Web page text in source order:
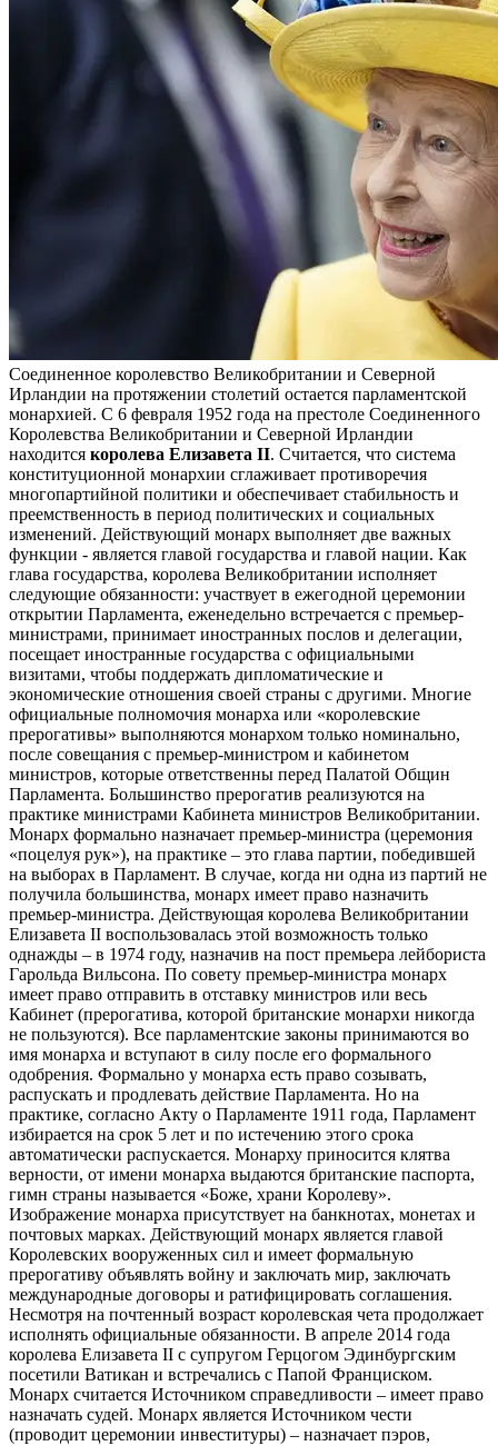
Соединенное королевство Великобритании и Северной
Ирландии на протяжении столетий остается парламентской
монархией. С 6 февраля 1952 года на престоле Соединенного
Королевства Великобритании и Северной Ирландии
находится королева Елизавета II. Считается, что система
конституционной монархии сглаживает противоречия
многопартийной политики и обеспечивает стабильность и
преемственность в период политических и социальных
изменений. Действующий монарх выполняет две важных
функции - является главой государства и главой нации. Как
глава государства, королева Великобритании исполняет
следующие обязанности: участвует в ежегодной церемонии
открытии Парламента, еженедельно встречается с премьер-
министрами, принимает иностранных послов и делегации,
посещает иностранные государства с официальными
визитами, чтобы поддержать дипломатические и
экономические отношения своей страны с другими. Многие
официальные полномочия монарха или «королевские
прерогативы» выполняются монархом только номинально,
после совещания с премьер-министром и кабинетом
министров, которые ответственны перед Палатой Общин
Парламента. Большинство прерогатив реализуются на
практике министрами Кабинета министров Великобритании.
Монарх формально назначает премьер-министра (церемония
«поцелуя рук»), на практике – это глава партии, победившей
на выборах в Парламент. В случае, когда ни одна из партий не
получила большинства, монарх имеет право назначить
премьер-министра. Действующая королева Великобритании
Елизавета II воспользовалась этой возможность только
однажды – в 1974 году, назначив на пост премьера лейбориста
Гарольда Вильсона. По совету премьер-министра монарх
имеет право отправить в отставку министров или весь
Кабинет (прерогатива, которой британские монархи никогда
не пользуются). Все парламентские законы принимаются во
имя монарха и вступают в силу после его формального
одобрения. Формально у монарха есть право созывать,
распускать и продлевать действие Парламента. Но на
практике, согласно Акту о Парламенте 1911 года, Парламент
избирается на срок 5 лет и по истечению этого срока
автоматически распускается. Монарху приносится клятва
верности, от имени монарха выдаются британские паспорта,
гимн страны называется «Боже, храни Королеву».
Изображение монарха присутствует на банкнотах, монетах и
почтовых марках. Действующий монарх является главой
Королевских вооруженных сил и имеет формальную
прерогативу объявлять войну и заключать мир, заключать
международные договоры и ратифицировать соглашения.
Несмотря на почтенный возраст королевская чета продолжает
исполнять официальные обязанности. В апреле 2014 года
королева Елизавета II с супругом Герцогом Эдинбургским
посетили Ватикан и встречались с Папой Франциском.
Монарх считается Источником справедливости – имеет право
назначать судей. Монарх является Источником чести
(проводит церемонии инвеституры) – назначает пэров,